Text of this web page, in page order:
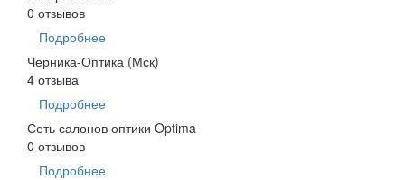
0 отзывов
Подробнее
Черника-Оптика (Мск)
4 отзыва
Подробнее
Сеть салонов оптики Optima
0 отзывов
Подробнее